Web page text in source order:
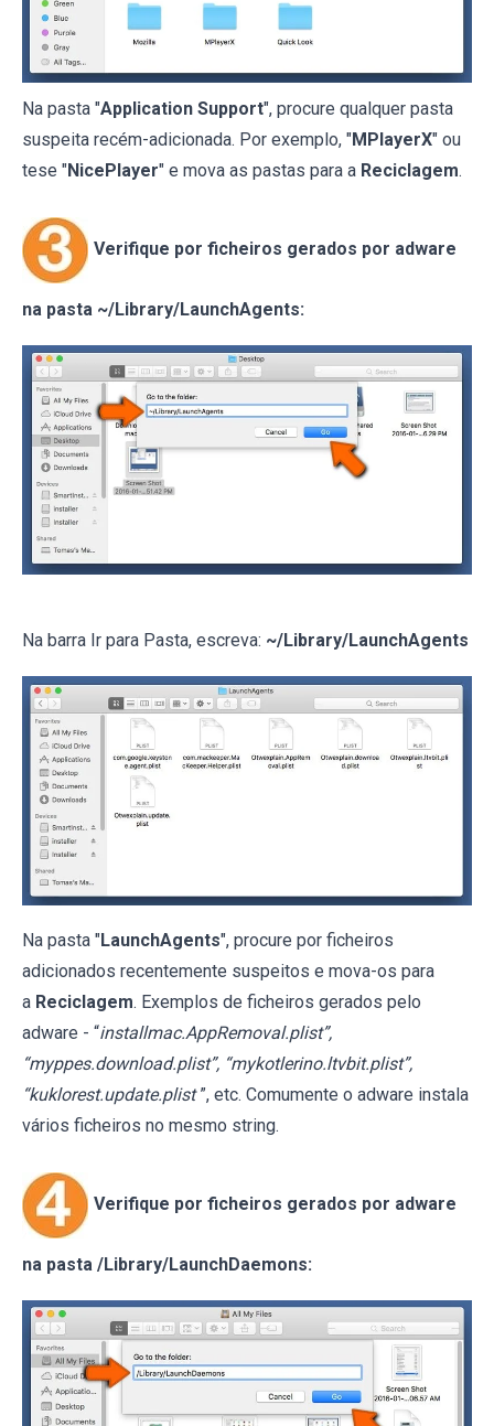
Na pasta "Application Support", procure qualquer pasta
suspeita recém-adicionada. Por exemplo, "MPlayerX" ou
tese "NicePlayer" e mova as pastas para a Reciclagem.
Verifique por ficheiros gerados por adware
na pasta ~/Library/LaunchAgents:
Na barra Ir para Pasta, escreva: ~/Library/LaunchAgents
Na pasta "LaunchAgents", procure por ficheiros
adicionados recentemente suspeitos e mova-os para
a Reciclagem. Exemplos de ficheiros gerados pelo
adware - “installmac.AppRemoval.plist”,
“myppes.download.plist”, “mykotlerino.ltvbit.plist”,
“kuklorest.update.plist ”, etc. Comumente o adware instala
vários ficheiros no mesmo string.
Verifique por ficheiros gerados por adware
na pasta /Library/LaunchDaemons: